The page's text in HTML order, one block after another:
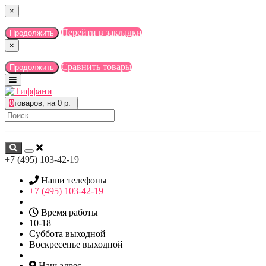
×
Продолжить Перейти в закладки
×
Продолжить Сравнить товары
0товаров, на 0 р.
+7 (495) 103-42-19
Наши телефоны
+7 (495) 103-42-19
Время работы
10-18
Суббота выходной
Воскресенье выходной